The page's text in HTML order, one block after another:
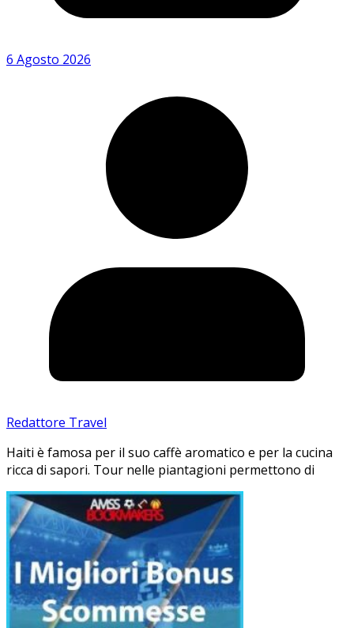
6 Agosto 2026
Redattore Travel
Haiti è famosa per il suo caffè aromatico e per la cucina
ricca di sapori. Tour nelle piantagioni permettono di